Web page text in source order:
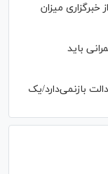
میزان
باید
بازنمی‌دارد/یک